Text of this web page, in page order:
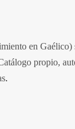
en Gaélico)
propio,
.